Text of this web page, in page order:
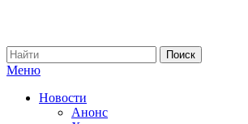
Меню
Новости
Анонс